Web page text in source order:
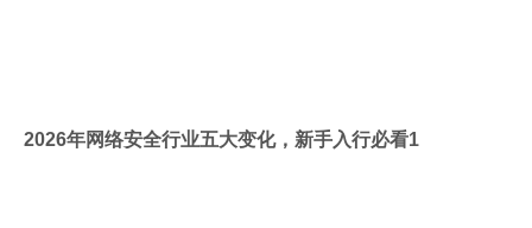
2026年网络安全行业五大变化，新手入行必看1